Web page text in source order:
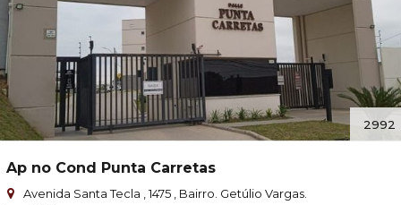
2992
Ap no Cond Punta Carretas
Avenida Santa Tecla , 1475 , Bairro. Getúlio Vargas.